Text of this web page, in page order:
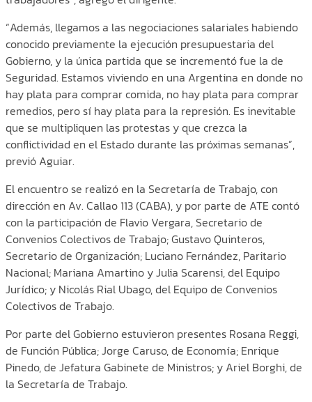
“Además, llegamos a las negociaciones salariales habiendo
conocido previamente la ejecución presupuestaria del
Gobierno, y la única partida que se incrementó fue la de
Seguridad. Estamos viviendo en una Argentina en donde no
hay plata para comprar comida, no hay plata para comprar
remedios, pero sí hay plata para la represión. Es inevitable
que se multipliquen las protestas y que crezca la
conflictividad en el Estado durante las próximas semanas”,
previó Aguiar.
El encuentro se realizó en la Secretaría de Trabajo, con
dirección en Av. Callao 113 (CABA), y por parte de ATE contó
con la participación de Flavio Vergara, Secretario de
Convenios Colectivos de Trabajo; Gustavo Quinteros,
Secretario de Organización; Luciano Fernández, Paritario
Nacional; Mariana Amartino y Julia Scarensi, del Equipo
Jurídico; y Nicolás Rial Ubago, del Equipo de Convenios
Colectivos de Trabajo.
Por parte del Gobierno estuvieron presentes Rosana Reggi,
de Función Pública; Jorge Caruso, de Economía; Enrique
Pinedo, de Jefatura Gabinete de Ministros; y Ariel Borghi, de
la Secretaría de Trabajo.